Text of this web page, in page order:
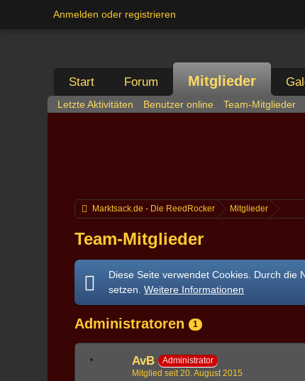
Anmelden oder registrieren
Start Forum Mitglieder
Letzte Aktivitäten Benutzer online Team-Mitglieder
Marktsack.de - Die ReedRocker Mitglieder
Team-Mitglieder
Diese Seite verwendet Cookies. Durch die
setzen.Weitere Informationen
Administratoren 1
AvB
Administrator
Mitglied seit 20. August 2015